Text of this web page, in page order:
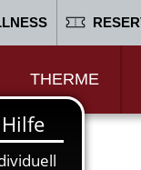
THERME